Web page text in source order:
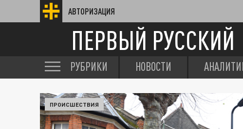
АВТОРИЗАЦИЯ
ПЕРВЫЙ РУССКИЙ
РУБРИКИ НОВОСТИ
ПРОИСШЕСТВИЯ